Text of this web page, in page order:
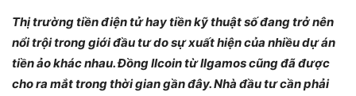
Thị trường tiền điện tử hay tiền kỹ thuật số đang trở nên
nổi trội trong giới đầu tư do sự xuất hiện của nhiều dự án
tiền ảo khác nhau. Đồng Ilcoin từ Ilgamos cũng đã được
cho ra mắt trong thời gian gần đây. Nhà đầu tư cần phải